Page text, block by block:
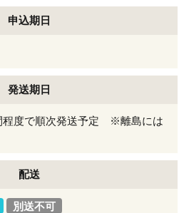
申込期日
発送期日
程度で順次発送予定 ※離島には
配送
別送不可